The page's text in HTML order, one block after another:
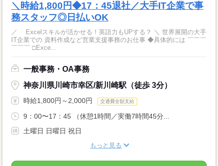
＼時給1,800円◆17：45退社／大手IT企業で事
務スタッフ◎日払いOK
／ Excelスキルが活かせる！英語力もUPする？ ＼ 世界展開の大手
IT企業での 資料作成など営業支援事務のお仕事 ◆具体的には ￣￣￣
￣￣￣ □Exce...
一般事務・OA事務
神奈川県川崎市幸区/新川崎駅（徒歩 3分）
時給1,800円～2,000円 交通費全額支給
9：00〜17：45 （休憩1時間／実働7時間45分...
土曜日 日曜日 祝日
もっと見る